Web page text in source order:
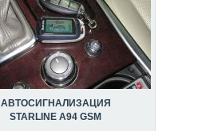
АВТОСИГНАЛИЗАЦИЯ
STARLINE A94 GSM